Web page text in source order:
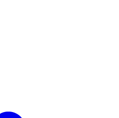
från håret och spraya vid